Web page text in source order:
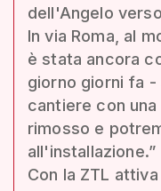
dell'Angelo
In via Roma, al
è stata ancora
giorno giorni fa
cantiere con
rimosso e
all'installazione.”
Con la ZTL